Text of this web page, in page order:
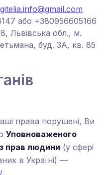
або +380956605166
Львівська обл., м.
буд. 3А, кв. 85
права порушені, Ви
Уповноваженого
прав людини (у сфері
в Україні) —
.